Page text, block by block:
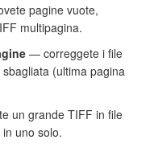
pagine vuote,
multipagina.
— correggete i file
(ultima pagina
un grande TIFF in file
uno solo.